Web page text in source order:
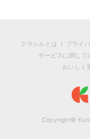
クラシルとは プライ
サービスに関して
おいしく
Copyright©